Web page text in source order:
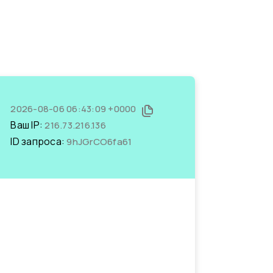
2026-08-06 06:43:09 +0000
Ваш IP:216.73.216.136
ID запроса:9hJGrCO6fa61